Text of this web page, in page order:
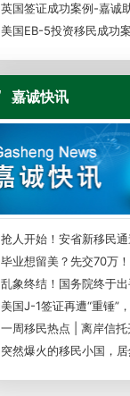
英国签证成功案例-嘉诚
美国EB-5投资移民成功
嘉诚快讯
抢人开始！安省新移民
毕业想留美？先交70万
乱象终结！国务院终于出
美国J-1签证再遭“重锤”
一周移民热点 | 离岸信
突然爆火的移民小国，